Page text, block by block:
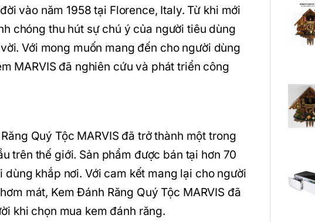
vào năm 1958 tại Florence, Italy. Từ khi mới
chóng thu hút sự chú ý của người tiêu dùng
Với mong muốn mang đến cho người dùng
MARVIS đã nghiên cứu và phát triển công
Quý Tộc MARVIS đã trở thành một trong
trên thế giới. Sản phẩm được bán tại hơn 70
khắp nơi. Với cam kết mang lại cho người
mát, Kem Đánh Răng Quý Tộc MARVIS đã
khi chọn mua kem đánh răng.